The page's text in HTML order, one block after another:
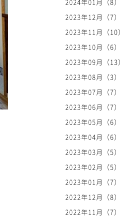
2023年12月（7）
2023年11月（10）
2023年10月（6）
2023年09月（13）
2023年08月（3）
2023年07月（7）
2023年06月（7）
2023年05月（6）
2023年04月（6）
2023年03月（5）
2023年02月（5）
2023年01月（7）
2022年12月（8）
2022年11月（7）